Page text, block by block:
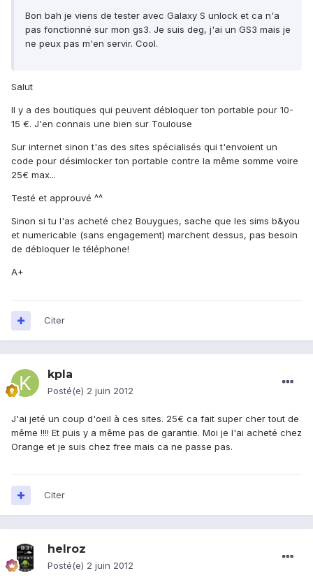
Bon bah je viens de tester avec Galaxy S unlock et ca n'a
pas fonctionné sur mon gs3. Je suis deg, j'ai un GS3 mais je
ne peux pas m'en servir. Cool.
Salut
Il y a des boutiques qui peuvent débloquer ton portable pour 10-
15 €. J'en connais une bien sur Toulouse
Sur internet sinon t'as des sites spécialisés qui t'envoient un
code pour désimlocker ton portable contre la même somme voire
25€ max...
Testé et approuvé ^^
Sinon si tu l'as acheté chez Bouygues, sache que les sims b&you
et numericable (sans engagement) marchent dessus, pas besoin
de débloquer le téléphone!
A+
Citer
kpla
Posté(e) 2 juin 2012
J'ai jeté un coup d'oeil à ces sites. 25€ ca fait super cher tout de
même !!!! Et puis y a même pas de garantie. Moi je l'ai acheté chez
Orange et je suis chez free mais ca ne passe pas.
Citer
helroz
Posté(e) 2 juin 2012